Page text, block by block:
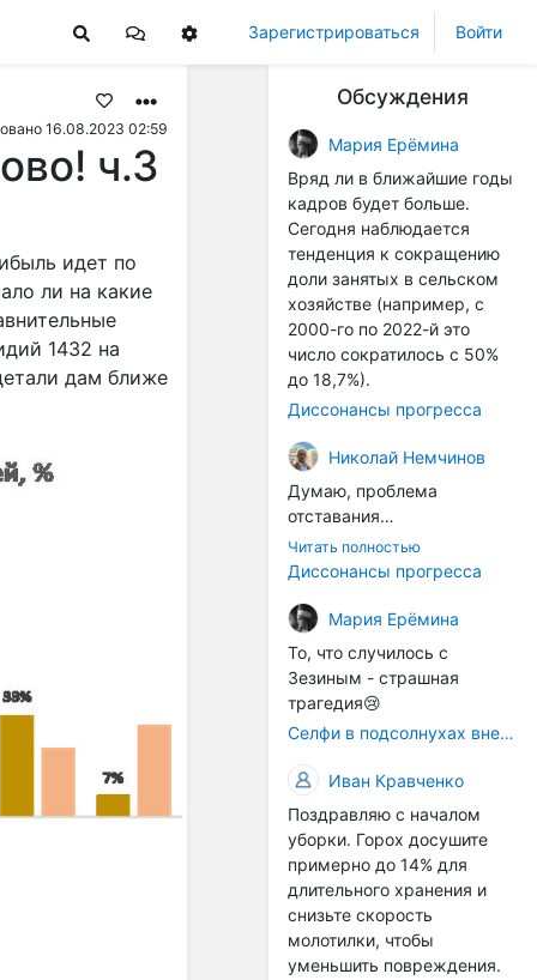
Зарегистрироваться Войти
16.08.2023 02:59
ч.3
идет по
ли на какие
1432 на
дам ближе
Обсуждения
Мария Ерёмина
Вряд ли в ближайшие годы
кадров будет больше.
Сегодня наблюдается
тенденция к сокращению
доли занятых в сельском
хозяйстве (например, с
2000-го по 2022-й это
число сократилось с 50%
до 18,7%).
Диссонансы прогресса
Николай Немчинов
Думаю, проблема
отставания
технологичности
оборудования в
окажется связана с
кадрами. Их надо будет
все больше, чтобы
затыкать
образовывающиеся
технологические дыры. И
это в рамках
существующих реалий для
людей принимающих
решения как раз хорошо,
само село окажется при
деле, да и количество
задействованных в
сельхозпоризводстве
кадров таким образом
Читать полностью
Диссонансы прогресса
Мария Ерёмина
То, что случилось с
Зезиным - страшная
трагедия😢
Селфи в подсолнухах вне закона: За проникновение на сельхозземли без разрешения хотят штрафовать
Иван Кравченко
Поздравляю с началом
уборки. Горох досушите
примерно до 14% для
длительного хранения и
снизьте скорость
молотилки, чтобы
уменьшить повреждения.